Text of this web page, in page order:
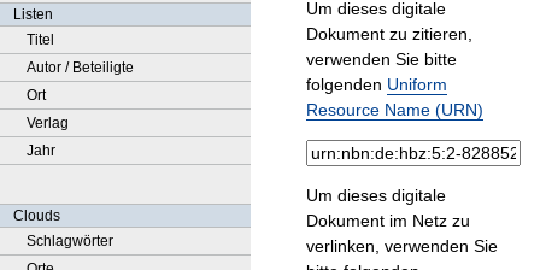
Listen
Titel
Autor / Beteiligte
Ort
Verlag
Jahr
Clouds
Schlagwörter
Um dieses digitale
Dokument zu zitieren,
verwenden Sie bitte
folgenden Uniform
Resource Name (URN)
Um dieses digitale
Dokument im Netz zu
verlinken, verwenden Sie